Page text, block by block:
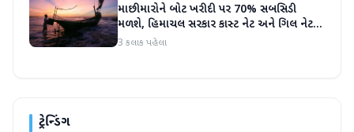
માછીમારોને બોટ ખરીદી પર 70% સબસિડી
મળશે, હિમાચલ સરકાર કાસ્ટ નેટ અને ગિલ નેટ
પર 90% સબસિડી આપશે
3 કલાક પહેલા
ટ્રેન્ડિંગ